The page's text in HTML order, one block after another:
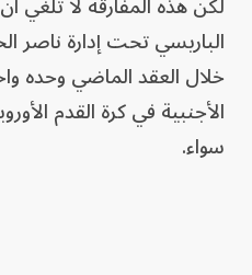
خلال العقد الماضي وحده
الأجنبية في كرة القدم
سواء.